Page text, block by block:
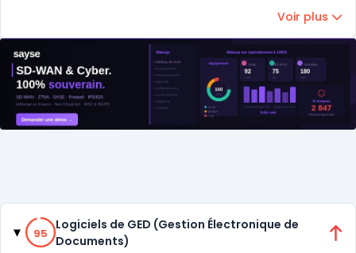
Voir plus
Catégories
95% de compatibilité
95
Logiciels de GED (Gestion Électronique de
Documents)